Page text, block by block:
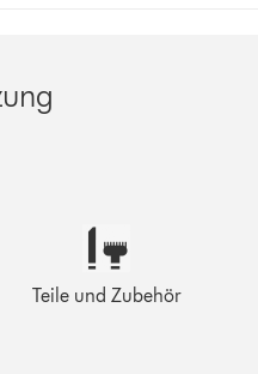
Teile und Zubehör